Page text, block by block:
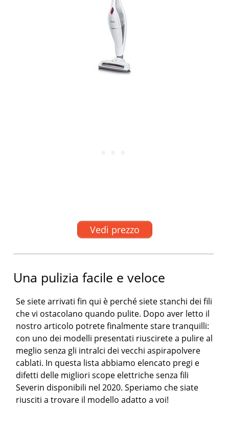
Vedi prezzo
Una pulizia facile e veloce
Se siete arrivati fin qui è perché siete stanchi dei fili
che vi ostacolano quando pulite. Dopo aver letto il
nostro articolo potrete finalmente stare tranquilli:
con uno dei modelli presentati riuscirete a pulire al
meglio senza gli intralci dei vecchi aspirapolvere
cablati. In questa lista abbiamo elencato pregi e
difetti delle migliori scope elettriche senza fili
Severin disponibili nel 2020. Speriamo che siate
riusciti a trovare il modello adatto a voi!